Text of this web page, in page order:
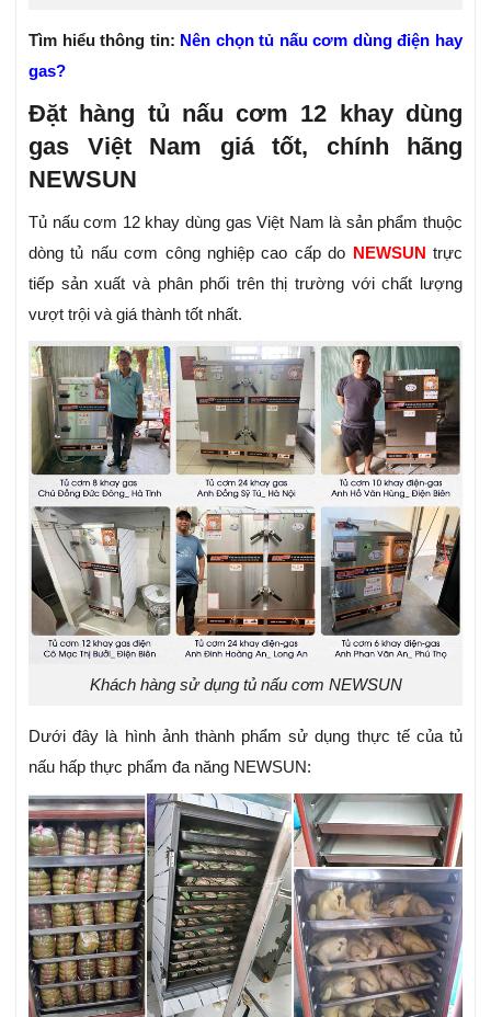
Tìm hiểu thông tin: Nên chọn tủ nấu cơm dùng điện hay
gas?
Đặt hàng tủ nấu cơm 12 khay dùng
gas Việt Nam giá tốt, chính hãng
NEWSUN
Tủ nấu cơm 12 khay dùng gas Việt Nam là sản phẩm thuộc
dòng tủ nấu cơm công nghiệp cao cấp do NEWSUN trực
tiếp sản xuất và phân phối trên thị trường với chất lượng
vượt trội và giá thành tốt nhất.
Khách hàng sử dụng tủ nấu cơm NEWSUN
Dưới đây là hình ảnh thành phẩm sử dụng thực tế của tủ
nấu hấp thực phẩm đa năng NEWSUN: